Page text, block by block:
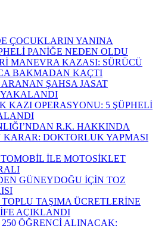
ÇOCUKLARIN YANINA
PANİĞE NEDEN OLDU
MANEVRA KAZASI: SÜRÜCÜ
BAKMADAN KAÇTI
ARANAN ŞAHSA JASAT
YAKALANDI
KAZI OPERASYONU: 5 ŞÜPHELİ
R.K. HAKKINDA
KARAR: DOKTORLUK YAPMASI
İLE MOTOSİKLET
GÜNEYDOĞU İÇİN TOZ
TOPLU TAŞIMA ÜCRETLERİNE
AÇIKLANDI
250 ÖĞRENCİ ALINACAK: